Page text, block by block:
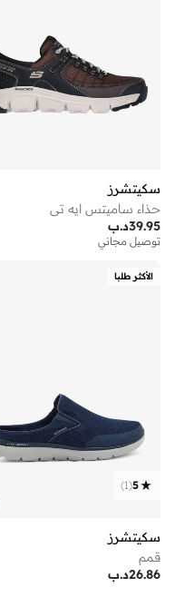
سكيتشرز
حذاء ساميتس ايه تي
د.ب39.95
توصيل مجاني
الأكثر طلبا
5
(
1
)
سكيتشرز
قمم
د.ب26.86